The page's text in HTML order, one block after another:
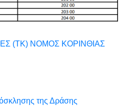
(ΤΚ) ΝΟΜΟΣ ΚΟΡΙΝΘΙΑΣ
της Δράσης